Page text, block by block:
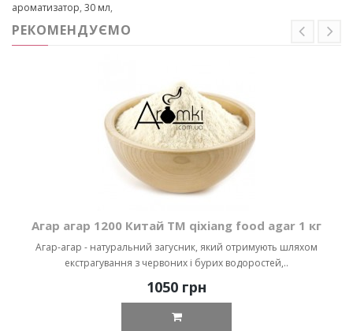
ароматизатор, 30 мл,
РЕКОМЕНДУЄМО
Агар агар 1200 Китай ТМ qixiang food agar 1 кг
Агар-агар - натуральний загусник, який отримують шляхом
екстрагування з червоних і бурих водоростей,..
1050 грн